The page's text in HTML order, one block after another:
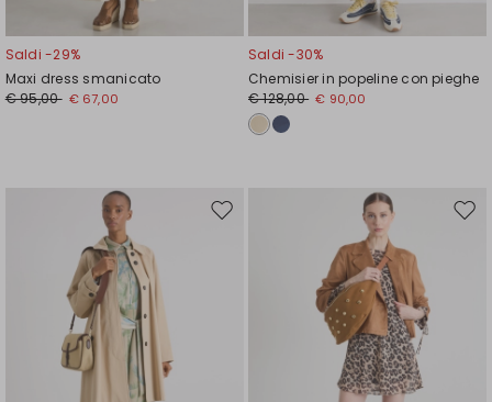
Saldi -29%
Maxi dress smanicato
€ 95,00 € 67,00
Saldi -30%
Chemisier in popeline con pieghe
€ 128,00 € 90,00
Sposta